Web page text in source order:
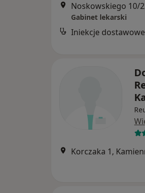
Gabinet lekarski
Iniekcje dostawowe
Korczaka 1,